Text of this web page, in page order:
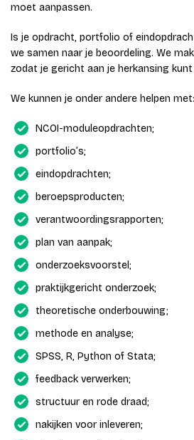
moet aanpassen.
Is je opdracht, portfolio of
we samen naar je beoordeling. We
zodat je gericht aan je herkansing kunt
We kunnen je onder andere helpen met:
NCOI-moduleopdrachten;
portfolio’s;
eindopdrachten;
beroepsproducten;
verantwoordingsrapporten;
plan van aanpak;
onderzoeksvoorstel;
praktijkgericht onderzoek;
theoretische onderbouwing;
methode en analyse;
SPSS, R, Python of Stata;
feedback verwerken;
structuur en rode draad;
nakijken voor inleveren;